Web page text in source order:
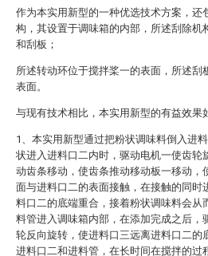
作为本实用新型的一种优选技术方案，还
构，其设置于调味箱的内部，所述刮除机
和刮板；
所述转动环位于搅拌桨一的表面，所述刮
表面。
与现有技术相比，本实用新型的有益效果
1、本实用新型通过把粉状调味料倒入进
状进入进料口二内时，驱动电机一使齿轮
动齿条移动，使齿条推动移动板一移动，
面与进料口二的表面接触，在接触的同时
料口二的底端重合，接着粉状调味料会从
料管进入调味箱内部，在添加完成之后，
轮反向旋转，使进料口三远离进料口二的
进料口二和进料管，在长时间在搅拌的过